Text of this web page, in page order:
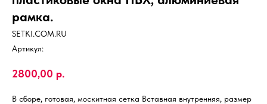
рамка.
SETKI.COM.RU
Артикул:
2800,00 р.
В сборе, готовая, москитная сетка Вставная внутренняя, размер